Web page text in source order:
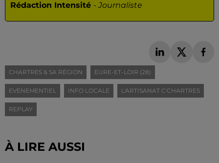
Rédaction Intensité -Journaliste
CHARTRES & SA RÉGION EURE-ET-LOIR (28)
EVÈNEMENTIEL INFO LOCALE L'ARTISANAT C'CHARTRES
REPLAY
À LIRE AUSSI